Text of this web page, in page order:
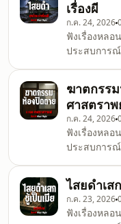
เรื่องผี
เรื่องผี
ก.ค. 24, 2026
ฟังเรื่องหลอ
ประสบการ
พุธ เวลา
Ghost
เรื่องผี
ฆาตกรร
ศาสตรา
ก.ค. 24, 2026
ฟังเรื่องหลอ
ประสบการ
พุธ เวลา
Ghost
เรื่องผี
ไสยดำเส
ก.ค. 23, 2026
ฟังเรื่องหลอ